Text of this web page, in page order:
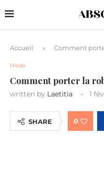
Accueil » Comment
Mode
Comment porter la
written by Laetitia 1
SHARE 0